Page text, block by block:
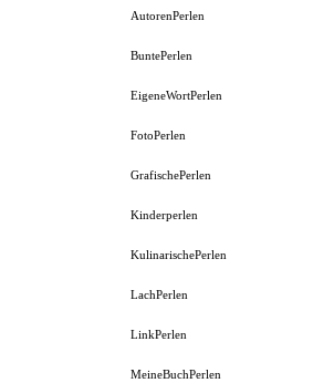
AutorenPerlen
BuntePerlen
EigeneWortPerlen
FotoPerlen
GrafischePerlen
Kinderperlen
KulinarischePerlen
LachPerlen
LinkPerlen
MeineBuchPerlen